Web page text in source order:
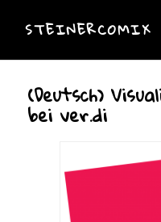
STEINERCOMIX
(Deutsch)
bei ver.di